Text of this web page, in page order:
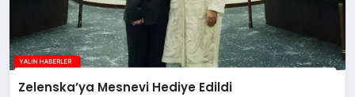
Zelenska’ya Mesnevi Hediye Edildi